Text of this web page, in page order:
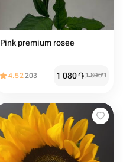
Pink premium rosee
4.52203 1 080֏1 800֏